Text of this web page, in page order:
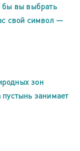
бы вы выбрать
свой символ —
зон
пустынь занимает